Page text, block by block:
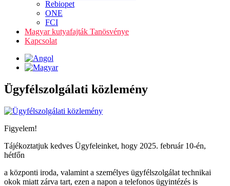
Rebiopet
ONE
FCI
Magyar kutyafajták Tanösvénye
Kapcsolat
Ügyfélszolgálati közlemény
Figyelem!
Tájékoztatjuk kedves Ügyfeleinket, hogy 2025. február 10-én,
hétfőn
a központi iroda, valamint a személyes ügyfélszolgálat technikai
okok miatt zárva tart, ezen a napon a telefonos ügyintézés is